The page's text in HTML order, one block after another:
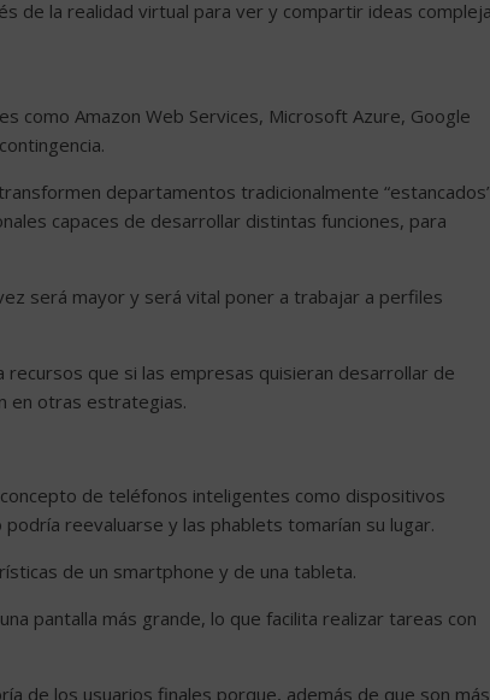
de la realidad virtual para ver y compartir ideas
como Amazon Web Services, Microsoft Azure, Google
departamentos tradicionalmente
capaces de desarrollar distintas funciones, para
será mayor y será vital poner a trabajar a perfiles
que si las empresas quisieran desarrollar de
en otras estrategias.
de teléfonos inteligentes como dispositivos
reevaluarse y las phablets tomarían su lugar.
de un smartphone y de una tableta.
pantalla más grande, lo que facilita realizar tareas con
de los usuarios finales porque, además de que son más